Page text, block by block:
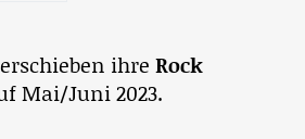
ihreRock
Mai/Juni 2023.